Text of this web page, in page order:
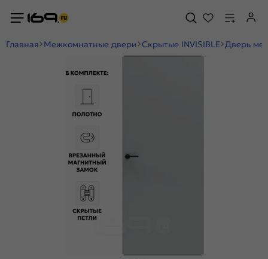
Главная Межкомнатные двери Скрытые INVISIBLE Дверь